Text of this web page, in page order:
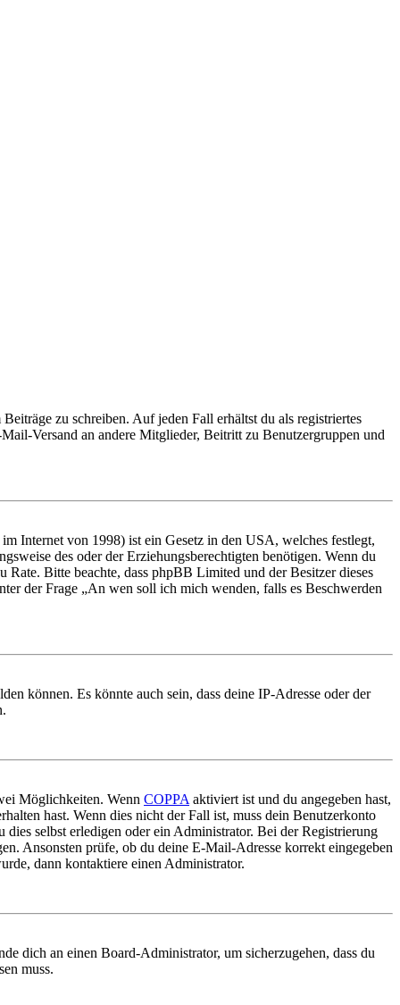
zu schreiben. Auf jeden Fall erhältst du als registriertes
Versand an andere Mitglieder, Beitritt zu Benutzergruppen und
Internet von 1998) ist ein Gesetz in den USA, welches festlegt,
des oder der Erziehungsberechtigten benötigen. Wenn du
Bitte beachte, dass phpBB Limited und der Besitzer dieses
der Frage „An wen soll ich mich wenden, falls es Beschwerden
können. Es könnte auch sein, dass deine IP-Adresse oder der
Möglichkeiten. Wenn COPPA aktiviert ist und du angegeben hast,
hast. Wenn dies nicht der Fall ist, muss dein Benutzerkonto
selbst erledigen oder ein Administrator. Bei der Registrierung
Ansonsten prüfe, ob du deine E-Mail-Adresse korrekt eingegeben
dann kontaktiere einen Administrator.
dich an einen Board-Administrator, um sicherzugehen, dass du
muss.